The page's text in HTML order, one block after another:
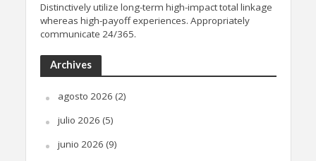
Distinctively utilize long-term high-impact total linkage
whereas high-payoff experiences. Appropriately
communicate 24/365.
Archives
agosto 2026 (2)
julio 2026 (5)
junio 2026 (9)